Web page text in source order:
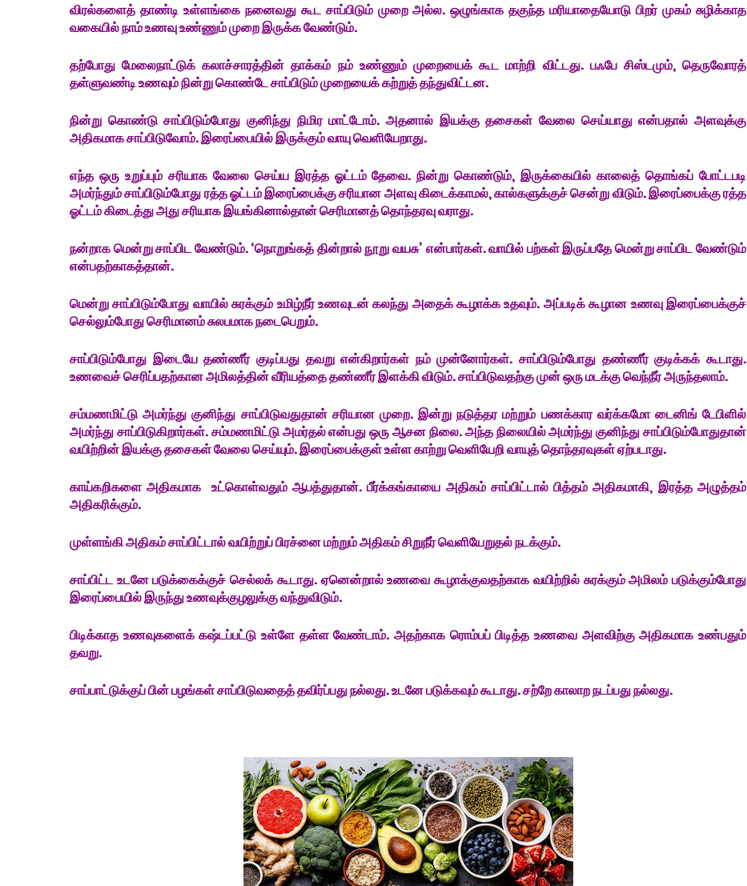
விரல்களைத் தாண்டி உள்ளங்கை நனைவது கூட சாப்பிடும் முறை அல்ல. ஒழுங்காக தகுந்த மரியாதையோடு பிறர் முகம் சுழிக்காத
வகையில் நாம் உணவு உண்ணும் முறை இருக்க வேண்டும்.
தற்போது மேலைநாட்டுக் கலாச்சாரத்தின் தாக்கம் நம் உண்ணும் முறையைக் கூட மாற்றி விட்டது. பஃபே சிஸ்டமும், தெருவோரத்
தள்ளுவண்டி உணவும் நின்று கொண்டே சாப்பிடும் முறையைக் கற்றுத் தந்துவிட்டன.
நின்று கொண்டு சாப்பிடும்போது குனிந்து நிமிர மாட்டோம். அதனால் இயக்கு தசைகள் வேலை செய்யாது என்பதால் அளவுக்கு
அதிகமாக சாப்பிடுவோம். இரைப்பையில் இருக்கும் வாயு வெளியேறாது.
எந்த ஒரு உறுப்பும் சரியாக வேலை செய்ய இரத்த ஓட்டம் தேவை. நின்று கொண்டும், இருக்கையில் காலைத் தொங்கப் போட்டபடி
அமர்ந்தும் சாப்பிடும்போது ரத்த ஓட்டம் இரைப்பைக்கு சரியான அளவு கிடைக்காமல், கால்களுக்குச் சென்று விடும். இரைப்பைக்கு ரத்த
ஓட்டம் கிடைத்து அது சரியாக இயங்கினால்தான் செரிமானத் தொந்தரவு வராது.
நன்றாக மென்று சாப்பிட வேண்டும். ‘நொறுங்கத் தின்றால் நூறு வயசு’ என்பார்கள். வாயில் பற்கள் இருப்பதே மென்று சாப்பிட வேண்டும்
என்பதற்காகத்தான்.
மென்று சாப்பிடும்போது வாயில் சுரக்கும் உமிழ்நீர் உணவுடன் கலந்து அதைக் கூழாக்க உதவும். அப்படிக் கூழான உணவு இரைப்பைக்குச்
செல்லும்போது செரிமானம் சுலபமாக நடைபெறும்.
சாப்பிடும்போது இடையே தண்ணீர் குடிப்பது தவறு என்கிறார்கள் நம் முன்னோர்கள். சாப்பிடும்போது தண்ணீர் குடிக்கக் கூடாது.
உணவைச் செரிப்பதற்கான அமிலத்தின் வீரியத்தை தண்ணீர் இளக்கி விடும். சாப்பிடுவதற்கு முன் ஒரு மடக்கு வெந்நீர் அருந்தலாம்.
சம்மணமிட்டு அமர்ந்து குனிந்து சாப்பிடுவதுதான் சரியான முறை. இன்று நடுத்தர மற்றும் பணக்கார வர்க்கமோ டைனிங் டேபிளில்
அமர்ந்து சாப்பிடுகிறார்கள். சம்மணமிட்டு அமர்தல் என்பது ஒரு ஆசன நிலை. அந்த நிலையில் அமர்ந்து குனிந்து சாப்பிடும்போதுதான்
வயிற்றின் இயக்கு தசைகள் வேலை செய்யும். இரைப்பைக்குள் உள்ள காற்று வெளியேறி வாயுத் தொந்தரவுகள் ஏற்படாது.
காய்கறிகளை அதிகமாக உட்கொள்வதும் ஆபத்துதான். பீர்க்கங்காயை அதிகம் சாப்பிட்டால் பித்தம் அதிகமாகி, இரத்த அழுத்தம்
அதிகரிக்கும்.
முள்ளங்கி அதிகம் சாப்பிட்டால் வயிற்றுப் பிரச்னை மற்றும் அதிகம் சிறுநீர் வெளியேறுதல் நடக்கும்.
சாப்பிட்ட உடனே படுக்கைக்குச் செல்லக் கூடாது. ஏனென்றால் உணவை கூழாக்குவதற்காக வயிற்றில் சுரக்கும் அமிலம் படுக்கும்போது
இரைப்பையில் இருந்து உணவுக்குழலுக்கு வந்துவிடும்.
பிடிக்காத உணவுகளைக் கஷ்டப்பட்டு உள்ளே தள்ள வேண்டாம். அதற்காக ரொம்பப் பிடித்த உணவை அளவிற்கு அதிகமாக உண்பதும்
தவறு.
சாப்பாட்டுக்குப் பின் பழங்கள் சாப்பிடுவதைத் தவிர்ப்பது நல்லது. உடனே படுக்கவும் கூடாது. சற்றே காலாற நடப்பது நல்லது.